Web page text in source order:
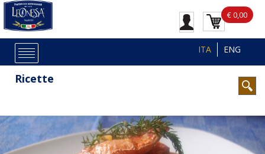
€ 0,00
ITA ENG
Ricette